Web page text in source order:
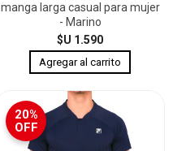
manga larga casual para mujer
- Marino
$U 1.590
20%
OFF